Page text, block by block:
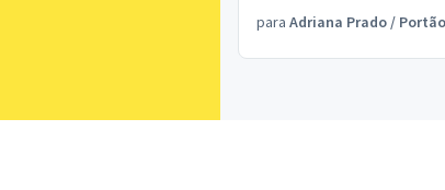
para Adriana Prado/